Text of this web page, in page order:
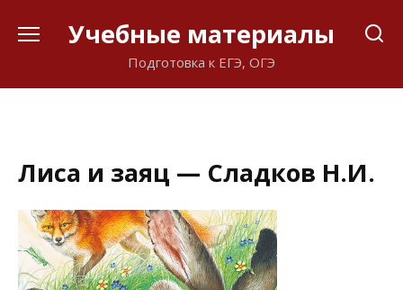
Учебные материалы
Подготовка к ЕГЭ, ОГЭ
Лиса и заяц — Сладков Н.И.